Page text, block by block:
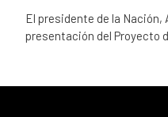
El presidente de la Nación,
presentación del Proyecto